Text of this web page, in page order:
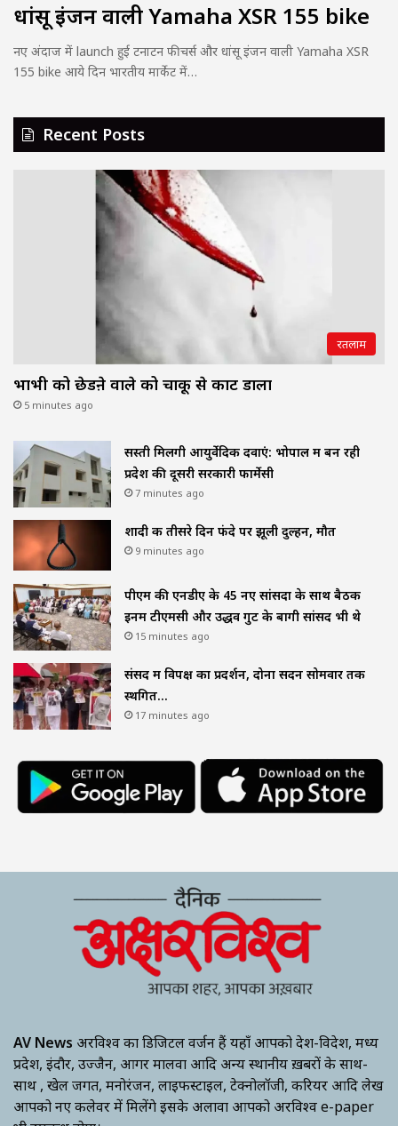
धांसू इंजन वाली Yamaha XSR 155 bike
नए अंदाज में launch हुई टनाटन फीचर्स और धांसू इंजन वाली Yamaha XSR
155 bike आये दिन भारतीय मार्केट में…
Recent Posts
रतलाम
भाभी को छेडऩे वाले को चाकू से काट डाला
5 minutes ago
सस्ती मिलेंगी आयुर्वेदिक दवाएं: भोपाल में बन रही
प्रदेश की दूसरी सरकारी फार्मेसी
7 minutes ago
शादी क तीसरे दिन फंदे पर झूली दुल्हन, मौत
9 minutes ago
पीएम की एनडीए के 45 नए सांसदों के साथ बैठक
इनमें टीएमसी और उद्धव गुट के बागी सांसद भी थे
15 minutes ago
संसद में विपक्ष का प्रदर्शन, दोनों सदन सोमवार तक
स्थगित…
17 minutes ago
AV News अक्षरविश्व का डिजिटल वर्जन हैं यहाँ आपको देश-विदेश, मध्य
प्रदेश, इंदौर, उज्जैन, आगर मालवा आदि अन्य स्थानीय ख़बरों के साथ-
साथ , खेल जगत, मनोरंजन, लाइफस्टाइल, टेक्नोलॉजी, करियर आदि लेख
आपको नए कलेवर में मिलेंगे इसके अलावा आपको अक्षरविश्व e-paper